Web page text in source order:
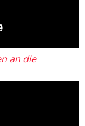
an die